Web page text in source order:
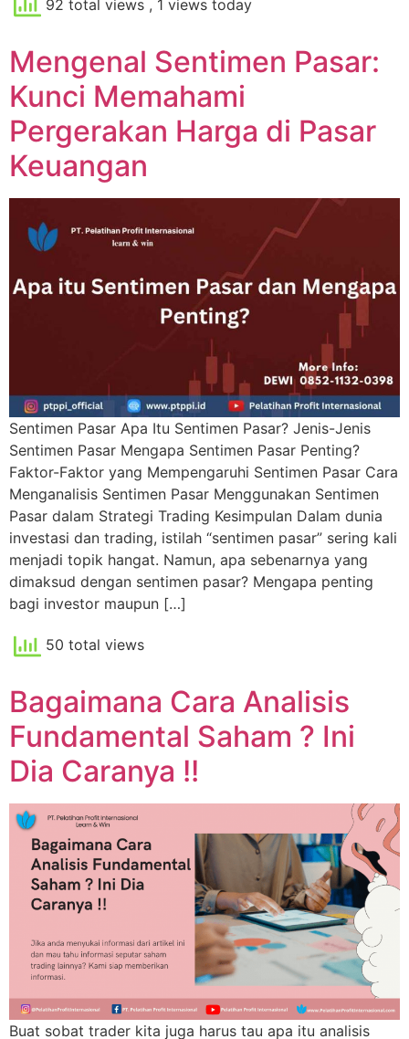
92 total views , 1 views today
Mengenal Sentimen Pasar:
Kunci Memahami
Pergerakan Harga di Pasar
Keuangan
Sentimen Pasar Apa Itu Sentimen Pasar? Jenis-Jenis
Sentimen Pasar Mengapa Sentimen Pasar Penting?
Faktor-Faktor yang Mempengaruhi Sentimen Pasar Cara
Menganalisis Sentimen Pasar Menggunakan Sentimen
Pasar dalam Strategi Trading Kesimpulan Dalam dunia
investasi dan trading, istilah “sentimen pasar” sering kali
menjadi topik hangat. Namun, apa sebenarnya yang
dimaksud dengan sentimen pasar? Mengapa penting
bagi investor maupun […]
50 total views
Bagaimana Cara Analisis
Fundamental Saham ? Ini
Dia Caranya !!
Buat sobat trader kita juga harus tau apa itu analisis